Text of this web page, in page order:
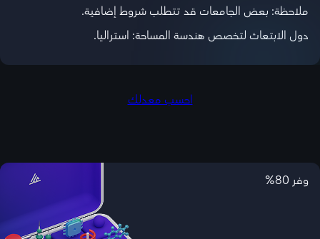
ملاحظة: بعض الجامعات قد تتطلب شروط إضافية.
دول الابتعاث لتخصص هندسة المساحة: استراليا.
احسب معدلك
وفر 80%